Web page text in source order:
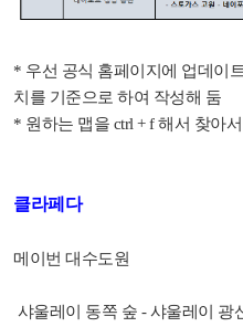
* 우선 공식 홈페이지에 업데이
치를 기준으로 하여 작성해 둠
* 원하는 맵을 ctrl + f 해서 찾아
클라페다
메이번 대수도원
샤울레이 동쪽 숲 - 샤울레이 광